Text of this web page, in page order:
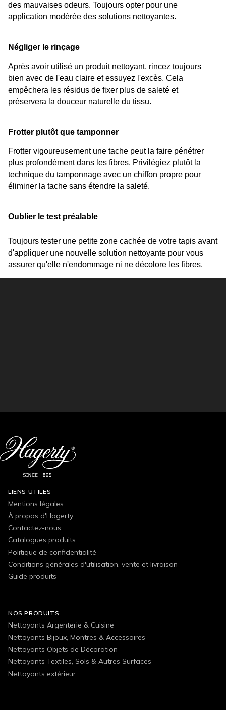
des mauvaises odeurs. Toujours opter pour une
application modérée des solutions nettoyantes.
Négliger le rinçage
Après avoir utilisé un produit nettoyant, rincez toujours
bien avec de l'eau claire et essuyez l'excès. Cela
empêchera les résidus de fixer plus de saleté et
préservera la douceur naturelle du tissu.
Frotter plutôt que tamponner
Frotter vigoureusement une tache peut la faire pénétrer
plus profondément dans les fibres. Privilégiez plutôt la
technique du tamponnage avec un chiffon propre pour
éliminer la tache sans étendre la saleté.
Oublier le test préalable
Toujours tester une petite zone cachée de votre tapis avant
d'appliquer une nouvelle solution nettoyante pour vous
assurer qu'elle n'endommage ni ne décolore les fibres.
LIENS UTILES
Mentions légales
À propos d'Hagerty
Contactez-nous
Catalogues produits
Politique de confidentialité
Conditions générales d'utilisation, vente et livraison
Guide produits
NOS PRODUITS
Nettoyants Argenterie & Cuisine
Nettoyants Bijoux, Montres & Accessoires
Nettoyants Objets de Décoration
Nettoyants Textiles, Sols & Autres Surfaces
Nettoyants extérieur